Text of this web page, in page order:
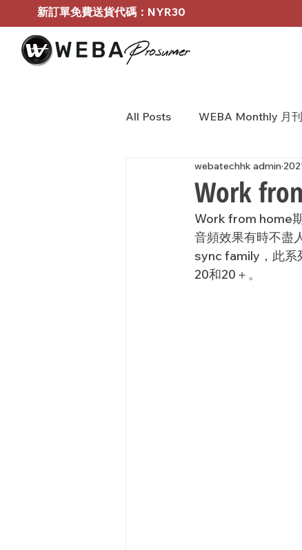
新訂單免費送貨代碼：NYR30
All Posts WEBA Monthly 月刊
BOSE Profressional
Work
webatechhk admin
Work from home
音頻效果有時不盡
sync family，此系
20和20＋。